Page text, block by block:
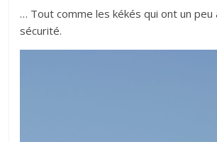
… Tout comme les kékés qui ont un peu
sécurité.